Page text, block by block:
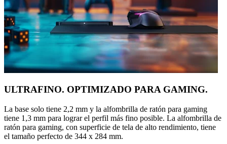
ULTRAFINO. OPTIMIZADO PARA GAMING.
La base solo tiene 2,2 mm y la alfombrilla de ratón para gaming
tiene 1,3 mm para lograr el perfil más fino posible. La alfombrilla de
ratón para gaming, con superficie de tela de alto rendimiento, tiene
el tamaño perfecto de 344 x 284 mm.